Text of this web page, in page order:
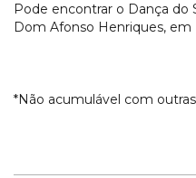
Pode encontrar o Dança do
Dom Afonso Henriques, em
*Não acumulável com